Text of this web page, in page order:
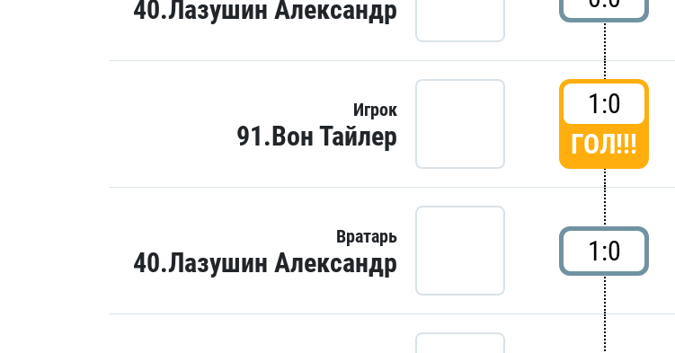
40.Лазушин Александр
Игрок
91.Вон Тайлер
1:0
ГОЛ!!!
Вратарь
40.Лазушин Александр 1:0